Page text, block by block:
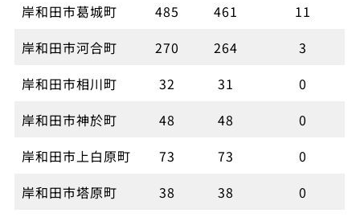
岸和田市葛城町 485 461
11
岸和田市河合町
270 264
3
岸和田市相川町
32 31
0
岸和田市神於町
48 48
0
岸和田市上白原町
73 73
0
岸和田市塔原町
38 38
0